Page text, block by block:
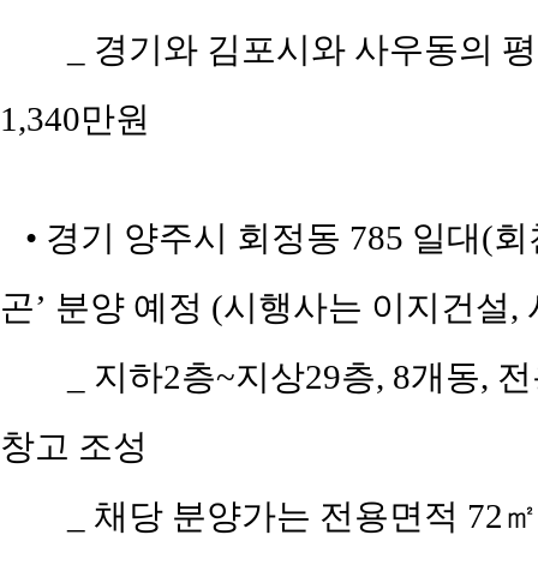
_ 경기와 김포시와 사우동의
1,340만원
• 경기 양주시 회정동 785 일대(
곤’ 분양 예정 (시행사는 이지건설,
_ 지하2층~지상29층, 8개동,
창고 조성
_ 채당 분양가는 전용면적 72